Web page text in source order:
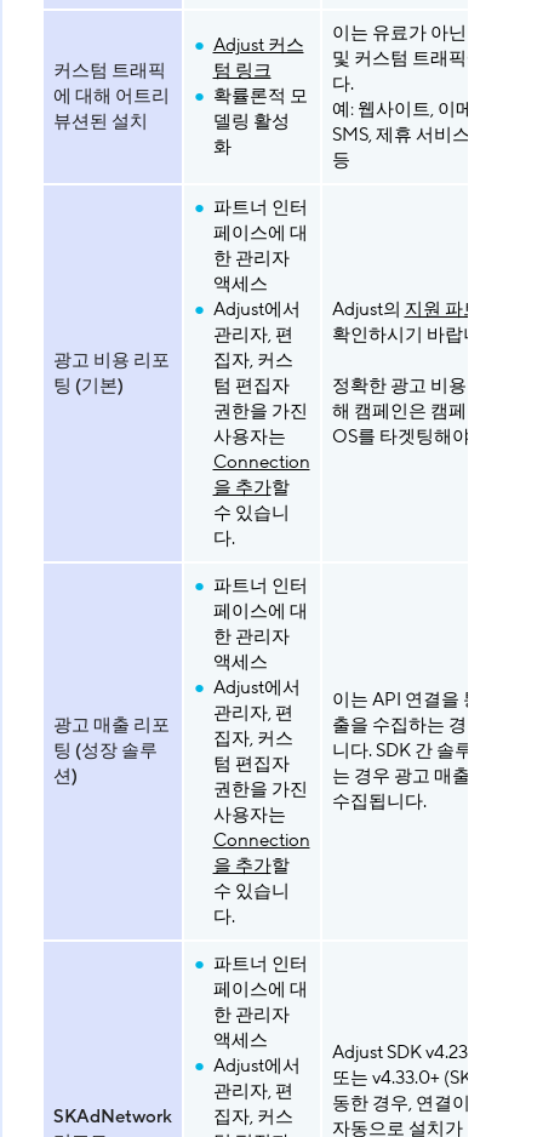
커스텀 트래픽
에 대해 어트리
뷰션된 설치
Adjust 커스
텀 링크
확률론적 모
델링 활성
화
이는 유료가 아닌 모든 트
및 커스텀 트래픽에 적용
다.
예: 웹사이트, 이메일 캠페
SMS, 제휴 서비스, 인플루
등
광고 비용 리포
팅 (기본)
파트너 인터
페이스에 대
한 관리자
액세스
Adjust에서
관리자, 편
집자, 커스
텀 편집자
권한을 가진
사용자는
Connection
을 추가할
수 있습니
다.
Adjust의 지원 파트너 목
확인하시기 바랍니다.
정확한 광고 비용 리포트
해 캠페인은 캠페인당 하
OS를 타겟팅해야 합니다.
광고 매출 리포
팅 (성장 솔루
션)
파트너 인터
페이스에 대
한 관리자
액세스
Adjust에서
관리자, 편
집자, 커스
텀 편집자
권한을 가진
사용자는
Connection
을 추가할
수 있습니
다.
이는 API 연결을 통해 광고
출을 수집하는 경우에 해
니다. SDK 간 솔루션을 사
는 경우 광고 매출은 자동
수집됩니다.
SKAdNetwork
파트너 인터
페이스에 대
한 관리자
액세스
Adjust에서
관리자, 편
집자, 커스
Adjust SDK v4.23.0+
또는 v4.33.0+ (SKAN 4)를
동한 경우, 연결이 활성화
자동으로 설치가 보고됩니